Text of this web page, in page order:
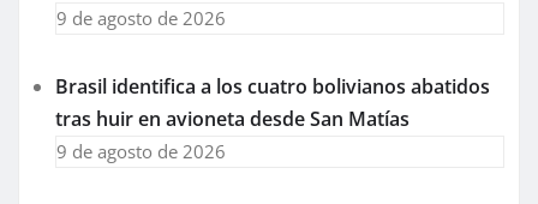
9 de agosto de 2026
Brasil identifica a los cuatro bolivianos abatidos
tras huir en avioneta desde San Matías
9 de agosto de 2026